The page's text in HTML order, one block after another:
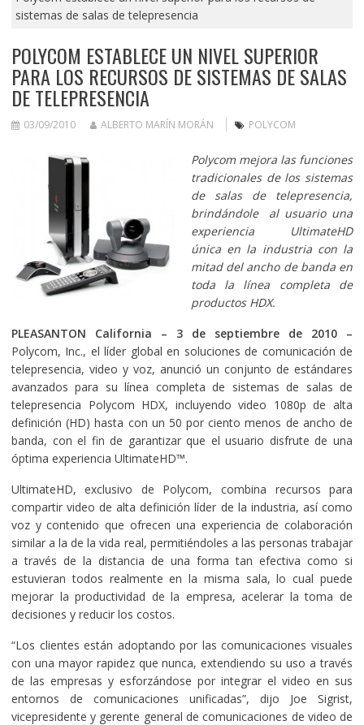
sistemas de salas de telepresencia
POLYCOM ESTABLECE UN NIVEL SUPERIOR
PARA LOS RECURSOS DE SISTEMAS DE SALAS
DE TELEPRESENCIA
03/09/2010 ALBERTO MARÍN MORÁN POLYCOM
Polycom mejora las funciones
tradicionales de los sistemas
de salas de telepresencia,
brindándole al usuario una
experiencia UltimateHD
única en la industria con la
mitad del ancho de banda en
toda la línea completa de
productos HDX.
PLEASANTON California – 3 de septiembre de 2010 –
Polycom, Inc., el líder global en soluciones de comunicación de
telepresencia, video y voz, anunció un conjunto de estándares
avanzados para su línea completa de sistemas de salas de
telepresencia Polycom HDX, incluyendo video 1080p de alta
definición (HD) hasta con un 50 por ciento menos de ancho de
banda, con el fin de garantizar que el usuario disfrute de una
óptima experiencia UltimateHD™.
UltimateHD, exclusivo de Polycom, combina recursos para
compartir video de alta definición líder de la industria, así como
voz y contenido que ofrecen una experiencia de colaboración
similar a la de la vida real, permitiéndoles a las personas trabajar
a través de la distancia de una forma tan efectiva como si
estuvieran todos realmente en la misma sala, lo cual puede
mejorar la productividad de la empresa, acelerar la toma de
decisiones y reducir los costos.
“Los clientes están adoptando por las comunicaciones visuales
con una mayor rapidez que nunca, extendiendo su uso a través
de las empresas y esforzándose por integrar el video en sus
entornos de comunicaciones unificadas”, dijo Joe Sigrist,
vicepresidente y gerente general de comunicaciones de video de